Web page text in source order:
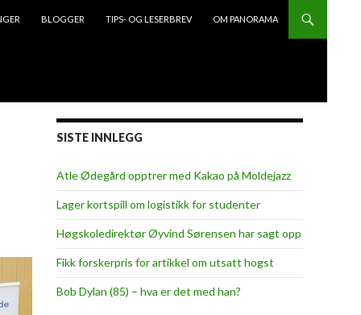
BLOGGER TIPS- OG LESERBREV OM PANORAMA
SISTE INNLEGG
Atle Ødegård opptrer med Kakao på Moldejazz
Lager kortspill om logistikk for studenter
Høgskoledirektør Øyvind Sørensen har sagt opp
Fikk forskerpris for artikkel om utsatt hogst
Bob Dylan (85) – hva er det med han?